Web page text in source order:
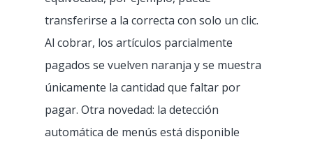
transferirse a la correcta con solo un clic.
Al cobrar, los artículos parcialmente
pagados se vuelven naranja y se muestra
únicamente la cantidad que faltar por
pagar. Otra novedad: la detección
automática de menús está disponible